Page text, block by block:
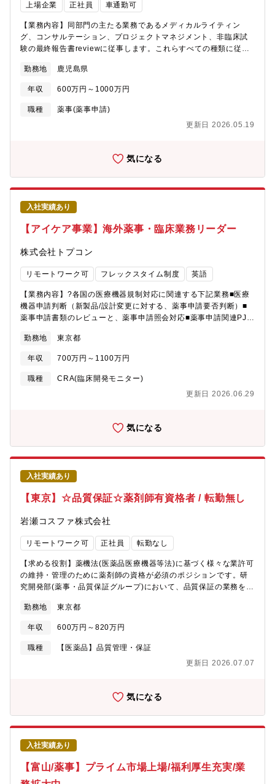
上場企業 正社員 車通勤可
【業務内容】同部門の主たる業務であるメディカルライティン
グ、コンサルテーション、プロジェクトマネジメント、非臨床試
験の最終報告書reviewに従事します。これらすべての種類に従事
薬物動態分野においてメディカルライティングの業務実績が豊富
な方を募集しております。メディカルライティングとコンサルテ
ーションは原則、安全性、薬物動態、薬理の担当者がチームで対
応いただきます。コンサルテーションについては幅広いモダリテ
ックアフェアーズ部【職種】メディカルライティング他【歓迎要
治験総括報告書（CSR）などの作成経験がある
勤務地 鹿児島県
年収 600万円～1000万円
職種
薬事(薬事申請)
更新日 2026.05.19
気になる
入社実績あり
【アイケア事業】海外薬事・臨床業務リーダー
株式会社トプコン
リモートワーク可 フレックスタイム制度 英語
【業務内容】?各国の医療機器規制対応に関連する下記業務■医療
機器申請判断（新製品/設計変更に対する、薬事申請要否判断）■
薬事申請書類のレビューと、薬事申請照会対応■薬事申請関連PJの
■法規制情報の収集・管理と、社内対応計画の立案、実行■上記に
関連する技術文書、臨床評価関連文書のレビュー■上記に関連する
社内外・国内外の関係者(薬事当局含む)との折衝【責任範囲】新製
品開発の薬事チームリーダーグローバル薬事申請業務のうち、担
※担当エリア薬臨1課：欧米・欧州薬臨2課：日本とその他地域な
お、薬事・臨床開発部門全体ではGlobalな薬事申請業務も行って
いるため、希望に応じて臨床関連だけでなく、Globalな薬事申請
業務のマネジメント経験を積むこともできる。【働き方】■WLBの
整った環境で就労頂けます。・フレックスタイム制度：あり(コア
タイム10:00-15:00)・在宅勤務：週1.2回程度可・年間休日：128
日・入社3年後定着率90％以上【トプコン社のアイケア事業につい
て】トプコンは光学技術をコアとする精密機器メーカーで、世界
各国にＲ＆Ｄ機関を持つグローバル企業です。「医」の事業で
は、『Healthcare through the eye』 のスローガンのもと、眼を
通した健康（ヘルスケア）を検査・診断するシステムの開発と普
及に注力しています。世界的に（健康）寿命が延びる中、眼は人
間の情報収集の大部分を担っているため、眼の機能を長く正常に
保つことは、QOLの重要な要素として、世界的にますます関心が
もたれています。また、眼は血管の状態を非侵襲に詳細に観察で
す。当社の主力製品である３次元眼底像撮影装置（３D-OCT）や
ア的に、AI等の技術も活用して解析することで、高度な診断性能
や診断自動化の実用化が、研究開発されてきています。
勤務地 東京都
年収 700万円～1100万円
職種
CRA(臨床開発モニター)
更新日 2026.06.29
気になる
入社実績あり
【東京】☆品質保証☆薬剤師有資格者 / 転勤無し
岩瀬コスファ株式会社
リモートワーク可 正社員 転勤なし
【求める役割】薬機法(医薬品医療機器等法)に基づく様々な業許可
の維持・管理のために薬剤師の資格が必須のポジションです。研
究開発部(薬事・品質保証グループ)において、品質保証の業務をお
験の実施、試験成績書の発行■保有している様々な業許可の維持の
ための関連法令の収集・対応■販売先の管理や、市場の安全性情報
の収集★商社でありながら自社で研究開発や品質保証の機能を持
ち、法的な裏付けと安全性を担保して原料を提供している同社に
す。 【組織構成】薬事品質保証グループの現メンバー(25歳女
ションの魅力】◆創業70年以上、大手化粧品メーカーと取引があ
る安定企業 ◆商社ですが、研究開発部門を保持。競合に比べて、
商品をおさめるだけでなく、その原料の特製・効果など詳しい情
報＝付加価値をつけた提供をします。【キャリアパス】家庭と両
立ながらキャリアアップを実現できる環境です。 【働き方】・離
職率が低く少数精鋭の企業。・最近は海外進出も積極的です。・
残業時間全社平均残業時間：6.83時間（2022年度）・家族手当・
子ども手当有 【会社概要】創業以来90年以上にわたり、化粧品原
勤務地 東京都
年収 600万円～820万円
職種
【医薬品】品質管理・保証
更新日 2026.07.07
気になる
入社実績あり
【富山/薬事】プライム市場上場/福利厚生充実/業